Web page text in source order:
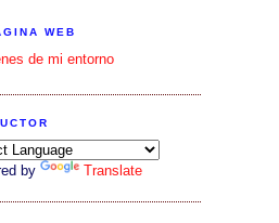
WEB
de mi entorno
by Translate